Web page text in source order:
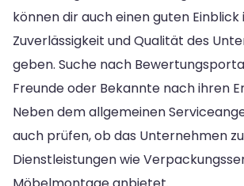
können dir auch einen guten Einblick
Zuverlässigkeit und Qualität des
geben. Suche nach
Freunde oder Bekannte nach ihren
Neben dem allgemeinen
auch prüfen, ob das Unternehmen
Dienstleistungen wie